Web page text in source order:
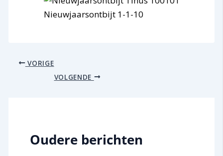
Nieuwjaarsontbijt 1-1-10
VORIGE
VOLGENDE
Oudere berichten